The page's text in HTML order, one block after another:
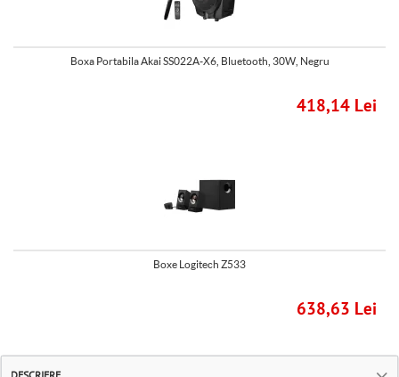
Boxa Portabila Akai SS022A-X6, Bluetooth, 30W, Negru
418,14 Lei
Boxe Logitech Z533
638,63 Lei